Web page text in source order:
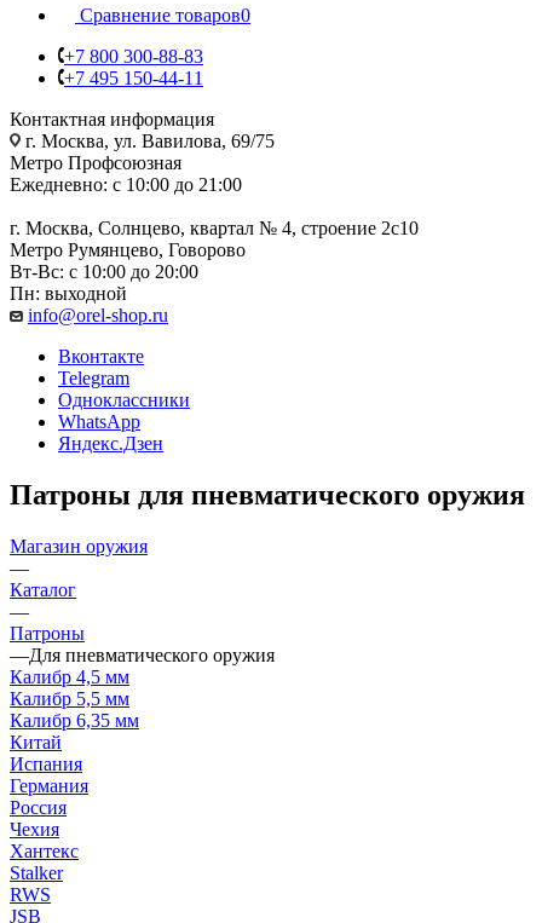
Сравнение товаров0
+7 800 300-88-83
+7 495 150-44-11
Контактная информация
г. Москва, ул. Вавилова, 69/75
Метро Профсоюзная
Ежедневно: с 10:00 до 21:00
г. Москва, Солнцево, квартал № 4, строение 2с10
Метро Румянцево, Говорово
Вт-Вс: с 10:00 до 20:00
Пн: выходной
info@orel-shop.ru
Вконтакте
Telegram
Одноклассники
WhatsApp
Яндекс.Дзен
Патроны для пневматического оружия
Магазин оружия
—
Каталог
—
Патроны
—Для пневматического оружия
Калибр 4,5 мм
Калибр 5,5 мм
Калибр 6,35 мм
Китай
Испания
Германия
Россия
Чехия
Хантекс
Stalker
RWS
JSB